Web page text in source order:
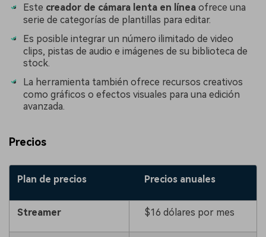
󠀰Este creador de cámara lenta en línea ofrece una
serie de categorías de plantillas para editar.
Es posible integrar un número ilimitado de video
clips, pistas de audio e imágenes de su biblioteca de
stock.
La herramienta también ofrece recursos creativos
como gráficos o efectos visuales para una edición
avanzada.
Precios
Plan de precios Precios anuales
Streamer $16 dólares por mes